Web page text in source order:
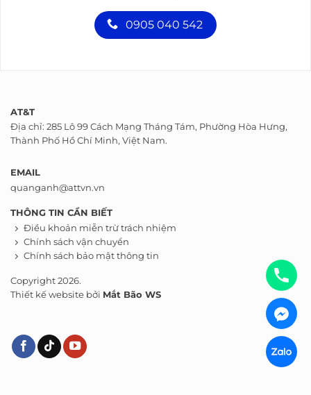
0905 040 542
AT&T
Địa chỉ: 285 Lô 99 Cách Mạng Tháng Tám, Phường Hòa Hưng,
Thành Phố Hồ Chí Minh, Việt Nam.
EMAIL
quanganh@attvn.vn
THÔNG TIN CẦN BIẾT
Điều khoản miễn trừ trách nhiệm
Chính sách vận chuyển
Chính sách bảo mật thông tin
Copyright 2026.
Thiết kế website bởi Mắt Bão WS